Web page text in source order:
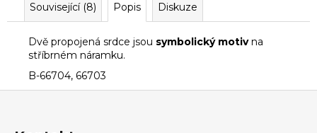
Související (8) Popis Diskuze
Dvě propojená srdce jsou symbolický motivna
stříbrném náramku.
B-66704, 66703